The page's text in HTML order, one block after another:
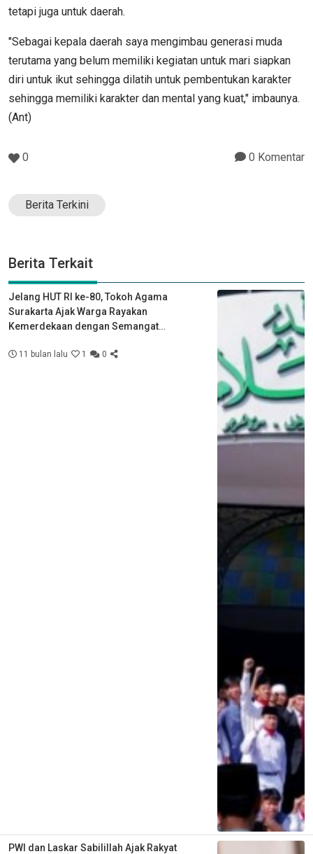
tetapi juga untuk daerah.
"Sebagai kepala daerah saya mengimbau generasi muda
terutama yang belum memiliki kegiatan untuk mari siapkan
diri untuk ikut sehingga dilatih untuk pembentukan karakter
sehingga memiliki karakter dan mental yang kuat," imbaunya.
(Ant)
0 0 Komentar
Berita Terkini
Berita Terkait
Jelang HUT RI ke-80, Tokoh Agama
Surakarta Ajak Warga Rayakan
Kemerdekaan dengan Semangat
11 bulan lalu 1 0
PWI dan Laskar Sabilillah Ajak Rakyat